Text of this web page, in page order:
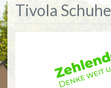
Tivola Schuhe